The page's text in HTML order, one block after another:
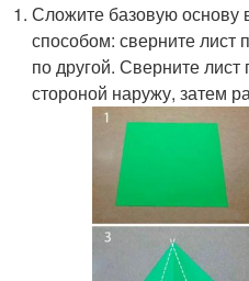
Сложите базовую основу
способом: сверните лист
по другой. Сверните
стороной наружу, затем